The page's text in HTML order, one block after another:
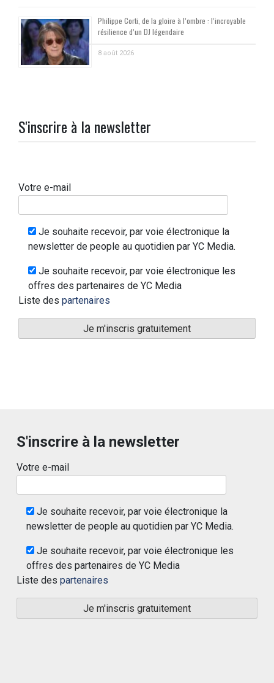
Philippe Corti, de la gloire à l’ombre : l’incroyable
résilience d’un DJ légendaire
8 août 2026
S'inscrire à la newsletter
Votre e-mail
Je souhaite recevoir, par voie électronique la
newsletter de people au quotidien par YC Media.
Je souhaite recevoir, par voie électronique les
offres des partenaires de YC Media
Liste des partenaires
S'inscrire à la newsletter
Votre e-mail
Je souhaite recevoir, par voie électronique la
newsletter de people au quotidien par YC Media.
Je souhaite recevoir, par voie électronique les
offres des partenaires de YC Media
Liste des partenaires